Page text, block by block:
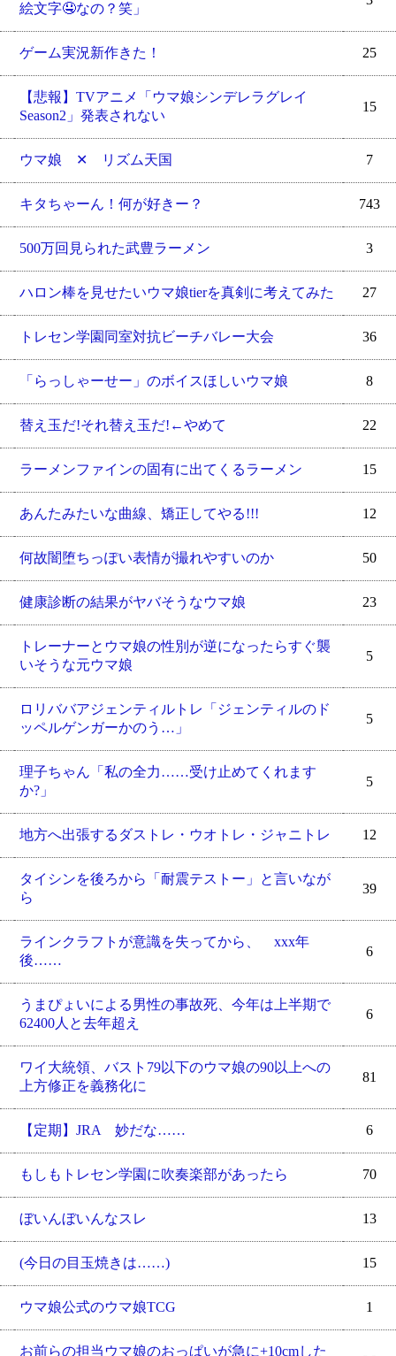
絵文字🤤なの？笑」
ゲーム実況新作きた！ 25
【悲報】TVアニメ「ウマ娘シンデレラグレイ
Season2」発表されない
15
ウマ娘 ✕ リズム天国 7
キタちゃーん！何が好きー？ 743
500万回見られた武豊ラーメン 3
ハロン棒を見せたいウマ娘tierを真剣に考えてみた 27
トレセン学園同室対抗ビーチバレー大会 36
「らっしゃーせー」のボイスほしいウマ娘 8
替え玉だ!それ替え玉だ!←やめて 22
ラーメンファインの固有に出てくるラーメン 15
あんたみたいな曲線、矯正してやる!!! 12
何故闇堕ちっぽい表情が撮れやすいのか 50
健康診断の結果がヤバそうなウマ娘 23
トレーナーとウマ娘の性別が逆になったらすぐ襲
いそうな元ウマ娘
5
ロリババアジェンティルトレ「ジェンティルのド
ッペルゲンガーかのう…」
5
理子ちゃん「私の全力……受け止めてくれます
か?」
5
地方へ出張するダストレ・ウオトレ・ジャニトレ 12
タイシンを後ろから「耐震テストー」と言いなが
ら
39
ラインクラフトが意識を失ってから、 xxx年
後……
6
うまぴょいによる男性の事故死、今年は上半期で
62400人と去年超え
6
ワイ大統領、バスト79以下のウマ娘の90以上への
上方修正を義務化に
81
【定期】JRA 妙だな…… 6
もしもトレセン学園に吹奏楽部があったら 70
ぼいんぼいんなスレ 13
(今日の目玉焼きは……) 15
ウマ娘公式のウマ娘TCG 1
お前らの担当ウマ娘のおっぱいが急に+10cmした